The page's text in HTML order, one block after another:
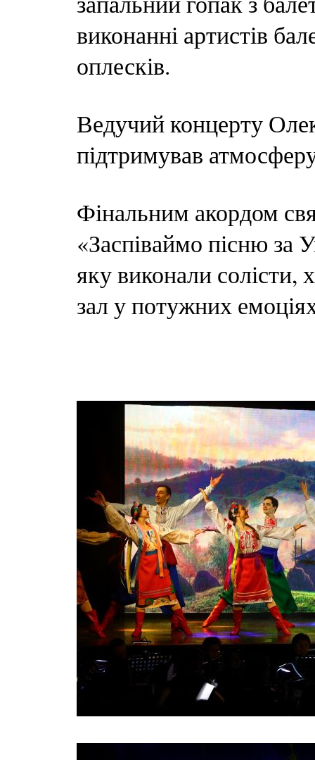
виконанні артистів
оплесків.
Ведучий концерту
підтримував
Фінальним акордом
«Заспіваймо пісню за
яку виконали солісти,
зал у потужних